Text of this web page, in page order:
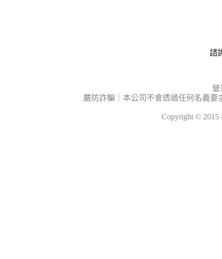
諮
營
嚴防詐騙｜本公司不會透過任何名義
Copyright ©